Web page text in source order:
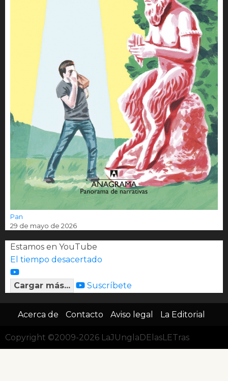
Pan
29 de mayo de 2026
Estamos en YouTube
El tiempo desacertado
Cargar más... Suscríbete
Acerca de Contacto Aviso legal La Editorial
Copyright ©2009-2026 LaJUnglaDElasLETras